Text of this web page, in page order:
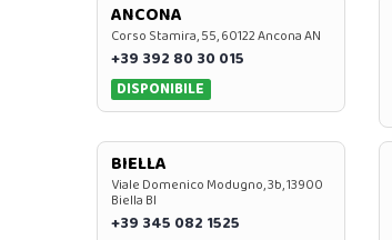
ANCONA
Corso Stamira, 55, 60122 Ancona AN
+39 392 80 30 015
DISPONIBILE
BIELLA
Viale Domenico Modugno, 3b, 13900
Biella BI
+39 345 082 1525